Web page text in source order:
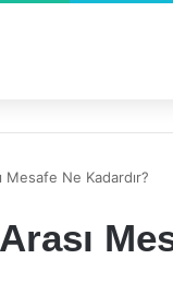
Mesafe Ne Kadardır?